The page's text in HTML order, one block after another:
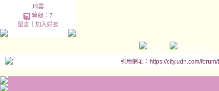
琦雲
等級：7
留言｜ 加入好友
引用網址：https://city.udn.com/